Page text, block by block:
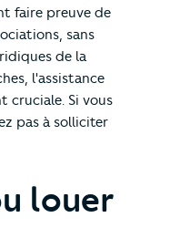
faire preuve de
sans
de la
l'assistance
cruciale. Si vous
pas à solliciter
louer